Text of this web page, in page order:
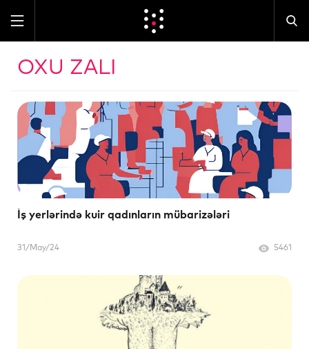
OXU ZALI
İş yerlərində kuir qadınların mübarizələri
31/May/24 5461